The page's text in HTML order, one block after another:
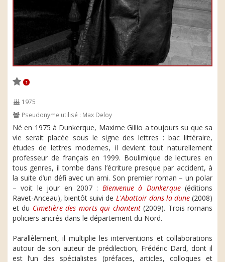
1
1975
Pseudonyme utilisé : Max Deloy
Né en 1975 à Dunkerque, Maxime Gillio a toujours su que sa
vie serait placée sous le signe des lettres : bac littéraire,
études de lettres modernes, il devient tout naturellement
professeur de français en 1999. Boulimique de lectures en
tous genres, il tombe dans l’écriture presque par accident, à
la suite d’un défi avec un ami. Son premier roman – un polar
– voit le jour en 2007 : Bienvenue à Dunkerque(éditions
Ravet-Anceau), bientôt suivi de L'Abattoir dans la dune(2008)
et du Cimetière des morts qui chantent(2009). Trois romans
policiers ancrés dans le département du Nord.
Parallèlement, il multiplie les interventions et collaborations
autour de son auteur de prédilection, Frédéric Dard, dont il
est l’un des spécialistes (préfaces, articles, colloques et